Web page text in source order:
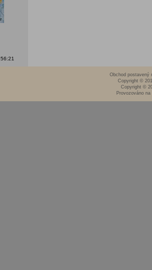
Obchod postavený
Copyright ©
Copyright ©
Provozováno